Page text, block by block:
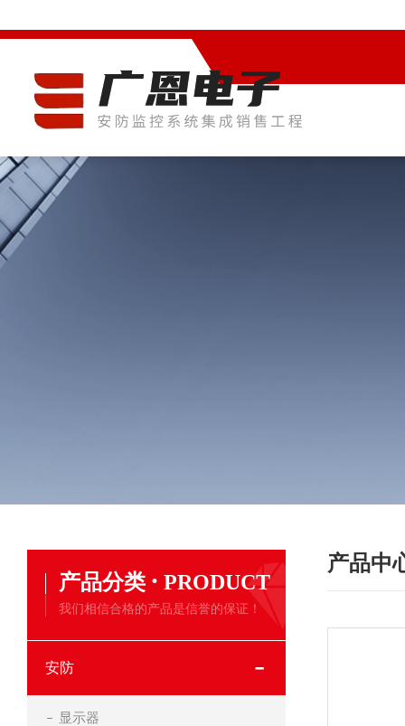
产品分类 · PRODUCT
我们相信合格的产品是信誉的保证！
安防
显示器
产品中